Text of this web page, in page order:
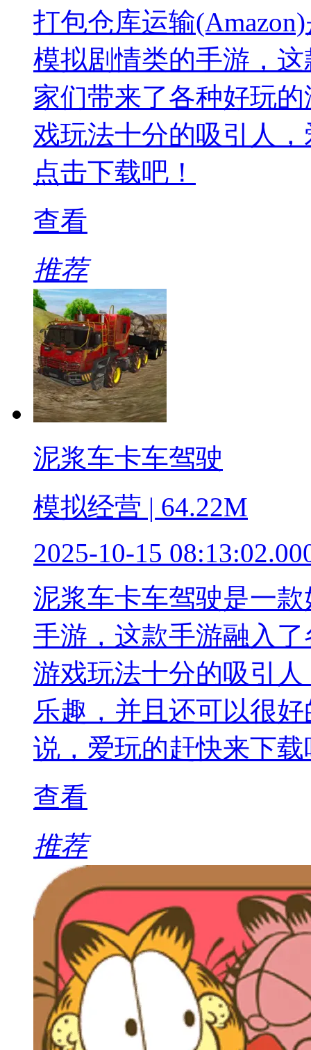
打包仓库运输
模拟剧情类的手游，
家们带来了各种好玩
戏玩法十分的吸引人
点击下载吧！
查看
推荐
泥浆车卡车驾驶
模拟经营 | 64.22M
2025-10-15
泥浆车卡车驾驶是一
手游，这款手游融入
游戏玩法十分的吸引
乐趣，并且还可以很
说，爱玩的赶快来下载
查看
推荐